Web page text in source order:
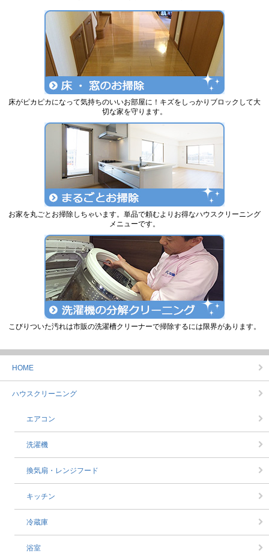
床がピカピカになって気持ちのいいお部屋に！キズをしっかりブロックして大
切な家を守ります。
お家を丸ごとお掃除しちゃいます。単品で頼むよりお得なハウスクリーニング
メニューです。
こびりついた汚れは市販の洗濯槽クリーナーで掃除するには限界があります。
HOME
ハウスクリーニング
エアコン
洗濯機
換気扇・レンジフード
キッチン
冷蔵庫
浴室